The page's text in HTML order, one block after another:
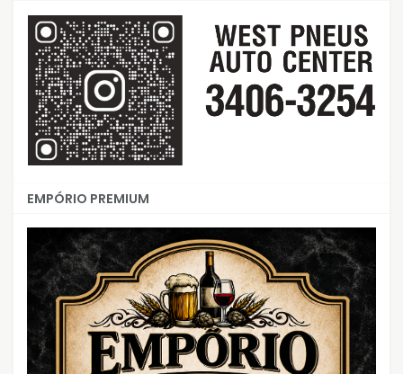
EMPÓRIO PREMIUM